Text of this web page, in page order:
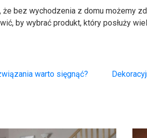
bez wychodzenia z domu możemy
by wybrać produkt, który posłuży
warto sięgnąć?